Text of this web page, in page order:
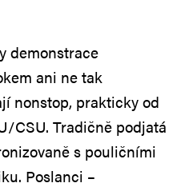
demonstrace
ani ne tak
nonstop, prakticky od
CSU. Tradičně podjatá
s pouličními
Poslanci –